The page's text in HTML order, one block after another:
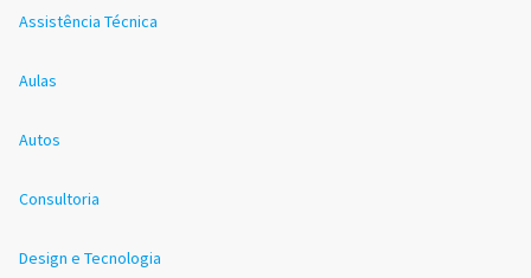
Assistência Técnica
Aulas
Autos
Consultoria
Design e Tecnologia